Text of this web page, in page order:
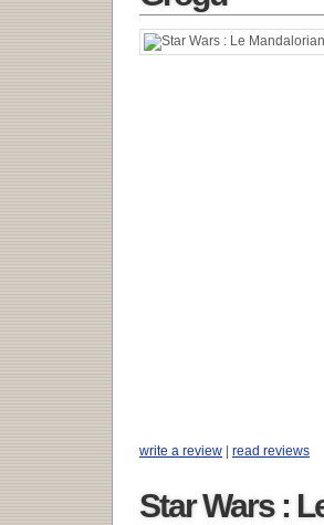
write a review | read reviews
Star Wars :